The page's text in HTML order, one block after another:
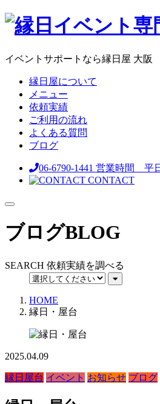
イベントサポートなら縁日屋 大阪
縁日屋について
メニュー
依頼実績
ご利用の流れ
よくある質問
ブログ
06-6790-1441 営業時間 平
CONTACT
ブログBLOG
SEARCH 依頼実績を調べる
HOME
縁日・屋台
2025.04.09
縁日屋台 イベント お知らせ ブログ